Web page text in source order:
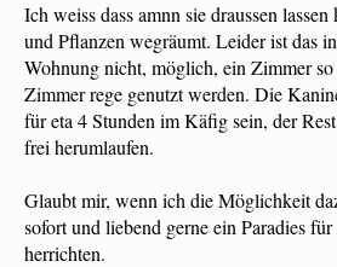
Ich weiss dass amnn sie draussen
und Pflanzen wegräumt. Leider ist das
Wohnung nicht, möglich, ein Zimmer
Zimmer rege genutzt werden. Die
für eta 4 Stunden im Käfig sein, der
frei herumlaufen.
Glaubt mir, wenn ich die Möglichkeit
sofort und liebend gerne ein Paradies
herrichten.